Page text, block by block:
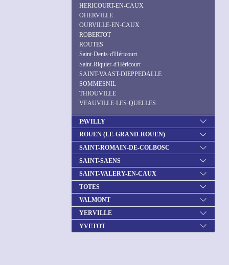
HERICOURT-EN-CAUX
OHERVILLE
OURVILLE-EN-CAUX
ROBERTOT
ROUTES
Saint-Denis-d'Héricourt
Saint-Riquier-d'Héricourt
SAINT-VAAST-DIEPPEDALLE
SOMMESNIL
THIOUVILLE
VEAUVILLE-LES-QUELLES
PAVILLY
ROUEN (LE-GRAND-ROUEN)
SAINT-ROMAIN-DE-COLBOSC
SAINT-SAENS
SAINT-VALERY-EN-CAUX
TOTES
VALMONT
YERVILLE
YVETOT